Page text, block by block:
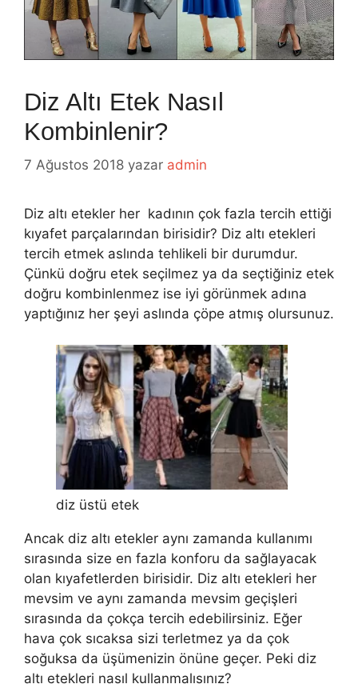
Diz Altı Etek Nasıl
Kombinlenir?
7 Ağustos 2018 yazar admin
Diz altı etekler her kadının çok fazla tercih ettiği
kıyafet parçalarından birisidir? Diz altı etekleri
tercih etmek aslında tehlikeli bir durumdur.
Çünkü doğru etek seçilmez ya da seçtiğiniz etek
doğru kombinlenmez ise iyi görünmek adına
yaptığınız her şeyi aslında çöpe atmış olursunuz.
diz üstü etek
Ancak diz altı etekler aynı zamanda kullanımı
sırasında size en fazla konforu da sağlayacak
olan kıyafetlerden birisidir. Diz altı etekleri her
mevsim ve aynı zamanda mevsim geçişleri
sırasında da çokça tercih edebilirsiniz. Eğer
hava çok sıcaksa sizi terletmez ya da çok
soğuksa da üşümenizin önüne geçer. Peki diz
altı etekleri nasıl kullanmalısınız?